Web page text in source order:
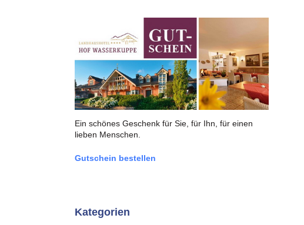
Ein schönes Geschenk für Sie, für Ihn, für einen
lieben Menschen.
Gutschein bestellen
Kategorien